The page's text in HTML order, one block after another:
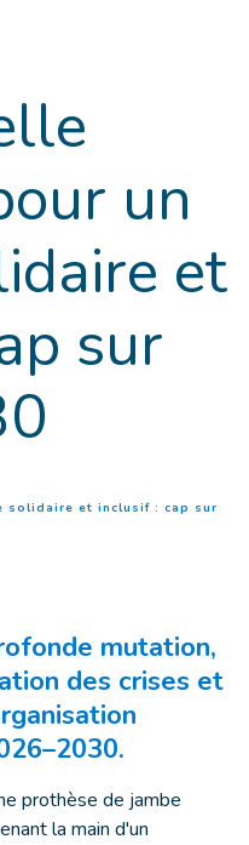
un
et
sur
solidaire et inclusif : cap sur
mutation,
des crises et